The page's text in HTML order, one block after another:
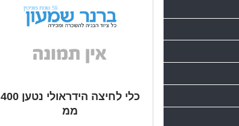
כלי לחיצה הידראולי נטען 400
ממ